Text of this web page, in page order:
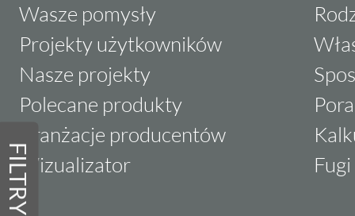
FILTRY
Wasze pomysły
Projekty użytkowników
Nasze projekty
Polecane produkty
Aranżacje producentów
Wizualizator